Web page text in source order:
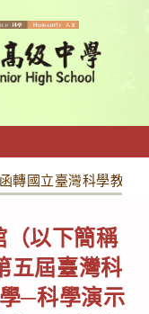
函轉國立臺灣科學教育
（以下簡稱
五屆臺灣科
─科學演示